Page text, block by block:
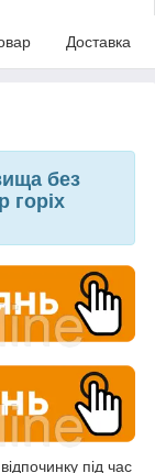
Доставка
без
горіх
під час